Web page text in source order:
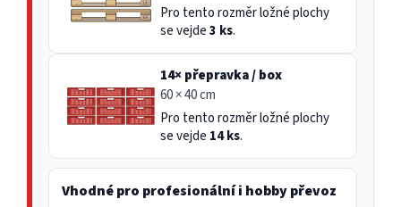
Pro tento rozměr ložné plochy
se vejde3 ks.
14× přepravka / box
60 × 40 cm
Pro tento rozměr ložné plochy
se vejde 14 ks.
Vhodné pro profesionální i hobby převoz